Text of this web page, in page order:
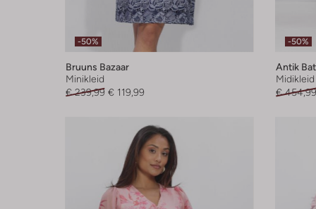
-50%
Bruuns Bazaar
Minikleid
€ 239,99 € 119,99
-50%
Antik
Midikleid
€ 454,99